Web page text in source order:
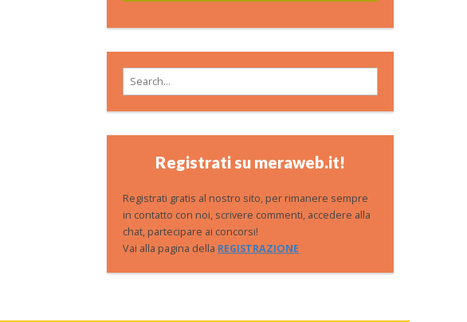
Search for:
Registrati su meraweb.it!
Registrati gratis al nostro sito, per rimanere sempre
in contatto con noi, scrivere commenti, accedere alla
chat, partecipare ai concorsi!
Vai alla pagina della REGISTRAZIONE